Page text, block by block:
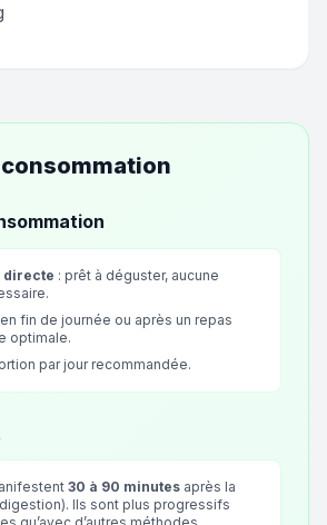
directe : prêt à déguster, aucune
en fin de journée ou après un repas
optimale.
par jour recommandée.
30 à 90 minutes après la
Ils sont plus progressifs